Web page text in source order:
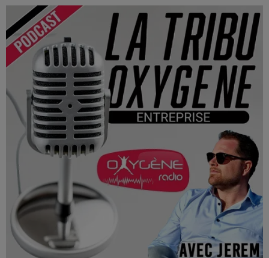
Cabaret 100% live à Château-Gontier : Le Live